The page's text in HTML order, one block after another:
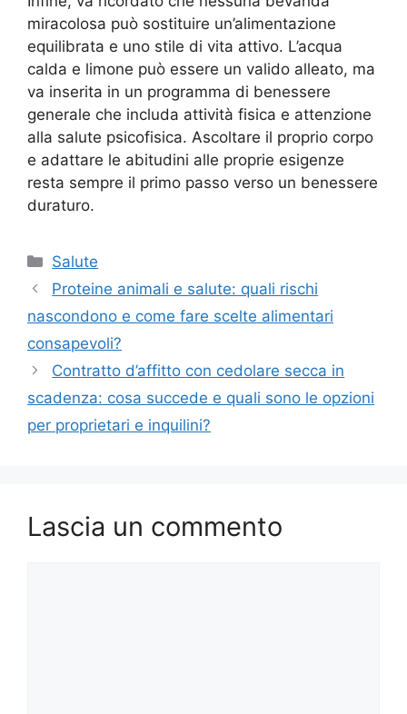
miracolosa può sostituire un’alimentazione
equilibrata e uno stile di vita attivo. L’acqua
calda e limone può essere un valido alleato, ma
va inserita in un programma di benessere
generale che includa attività fisica e attenzione
alla salute psicofisica. Ascoltare il proprio corpo
e adattare le abitudini alle proprie esigenze
resta sempre il primo passo verso un benessere
duraturo.
Categorie
Salute
Proteine animali e salute: quali rischi
nascondono e come fare scelte alimentari
consapevoli?
Contratto d’affitto con cedolare secca in
scadenza: cosa succede e quali sono le opzioni
per proprietari e inquilini?
Lascia un commento